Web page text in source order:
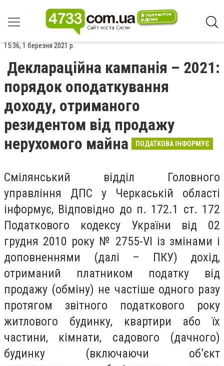
15:36, 1 березня 2021 р.
Деклараційна кампанія – 2021:
порядок оподаткування
доходу, отриманого
резидентом від продажу
нерухомого майна
ПОДАТКОВА ІНФОРМУЄ
Смілянський відділ Головного
управління ДПС у Черкаській області
інформує, Відповідно до п. 172.1 ст. 172
Податкового кодексу України від 02
грудня 2010 року № 2755-VІ із змінами і
доповненнями (далі – ПКУ) дохід,
отриманий платником податку від
продажу (обміну) не частіше одного разу
протягом звітного податкового року
житлового будинку, квартири або їх
частини, кімнати, садового (дачного)
будинку (включаючи об’єкт